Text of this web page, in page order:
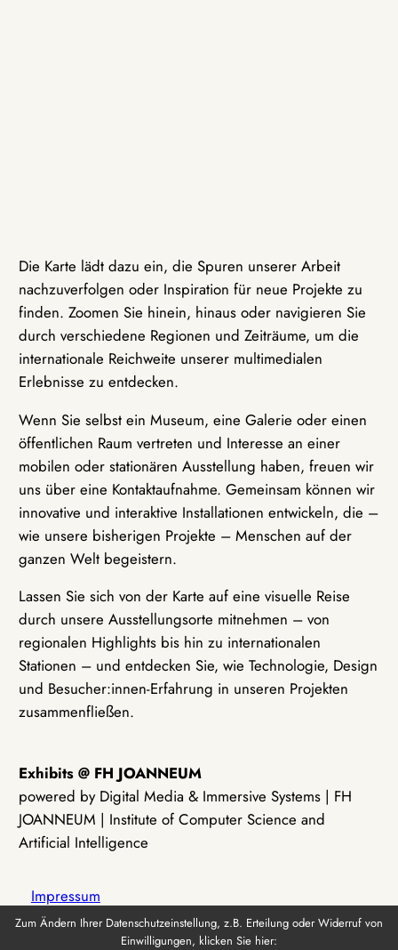
Die Karte lädt dazu ein, die Spuren unserer Arbeit
nachzuverfolgen oder Inspiration für neue Projekte zu
finden. Zoomen Sie hinein, hinaus oder navigieren Sie
durch verschiedene Regionen und Zeiträume, um die
internationale Reichweite unserer multimedialen
Erlebnisse zu entdecken.
Wenn Sie selbst ein Museum, eine Galerie oder einen
öffentlichen Raum vertreten und Interesse an einer
mobilen oder stationären Ausstellung haben, freuen wir
uns über eine Kontaktaufnahme. Gemeinsam können wir
innovative und interaktive Installationen entwickeln, die –
wie unsere bisherigen Projekte – Menschen auf der
ganzen Welt begeistern.
Lassen Sie sich von der Karte auf eine visuelle Reise
durch unsere Ausstellungsorte mitnehmen – von
regionalen Highlights bis hin zu internationalen
Stationen – und entdecken Sie, wie Technologie, Design
und Besucher:innen-Erfahrung in unseren Projekten
zusammenfließen.
Exhibits @ FH JOANNEUM
powered by Digital Media & Immersive Systems | FH
JOANNEUM | Institute of Computer Science and
Artificial Intelligence
Impressum
Zum Ändern Ihrer Datenschutzeinstellung, z.B. Erteilung oder Widerruf von
Einwilligungen, klicken Sie hier: